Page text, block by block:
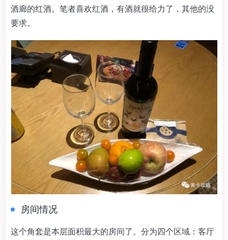
酒廊的红酒。笔者喜欢红酒，有酒就很给力了，其他的没
要求。
房间情况
这个角套是本层面积最大的房间了。分为四个区域：客厅